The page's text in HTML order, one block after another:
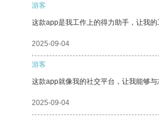
游客
这款app是我工作上的得力助手，让我
2025-09-04
游客
这款app就像我的社交平台，让我能够与
2025-09-04